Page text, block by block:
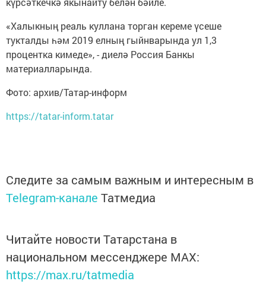
«Халыкның реаль куллана торган кереме үсеше
тукталды һәм 2019 елның гыйнварында ул 1,3
процентка кимеде», - диелә Россия Банкы
материалларында.
Фото: архив/Татар-информ
https://tatar-inform.tatar
Следите за самым важным и интересным в
Telegram-канале Татмедиа
Читайте новости Татарстана в
национальном мессенджере MАХ:
https://max.ru/tatmedia